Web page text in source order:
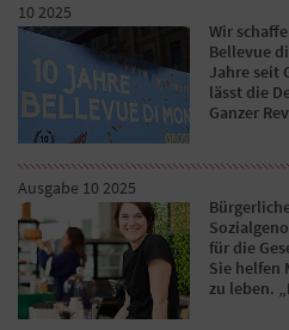
10 2025
Wir
Bellevue
Jahre seit
lässt die
Ganzer
Ausgabe 10 2025
für die
Sie helfen
zu leben.